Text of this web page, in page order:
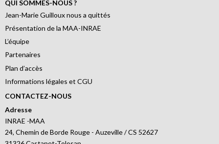
QUI SOMMES-NOUS ?
Jean-Marie Guilloux nous a quittés
Présentation de la MAA-INRAE
L’équipe
Partenaires
Plan d’accès
Informations légales et CGU
CONTACTEZ-NOUS
Adresse
INRAE -MAA
24, Chemin de Borde Rouge - Auzeville / CS 52627